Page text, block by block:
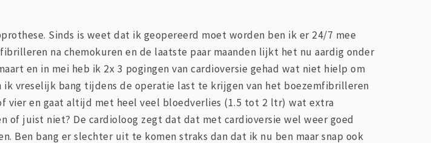
Sinds is weet dat ik geopereerd moet worden ben ik er 24/7 mee
na chemokuren en de laatste paar maanden lijkt het nu aardig onder
en in mei heb ik 2x 3 pogingen van cardioversie gehad wat niet hielp om
vreselijk bang tijdens de operatie last te krijgen van het boezemfibrilleren
vier en gaat altijd met heel veel bloedverlies (1.5 tot 2 ltr) wat extra
of juist niet? De cardioloog zegt dat dat met cardioversie wel weer goed
Ben bang er slechter uit te komen straks dan dat ik nu ben maar snap ook